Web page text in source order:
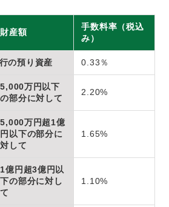
財産額
手数料率（税込
み）
の預り資産 0.33％
5,000万円以下
の部分に対して
2.20%
5,000万円超1億
円以下の部分に
対して
1.65%
1億円超3億円以
下の部分に対し
て
1.10%